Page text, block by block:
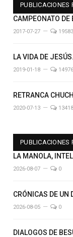
PUBLICACIONES
CAMPEONATO DE
2017-07-27 19583
LA VIDA DE
2019-01-18 14976
RETRANCA
2020-07-13 13418
PUBLICACIONES
LA MANOLA,
2026-08-07 0
CRÓNICAS DE UN
2026-08-05 0
DIALOGOS DE